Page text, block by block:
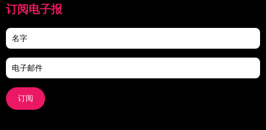
订阅电子报
订阅